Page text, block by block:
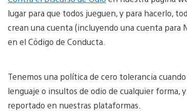
lugar para que todos jueguen, y para hacerlo,
crean una cuenta (incluyendo una cuenta para
en el Código de Conducta.
Tenemos una política de cero tolerancia
lenguaje o insultos de odio de cualquier forma,
reportado en nuestras plataformas.